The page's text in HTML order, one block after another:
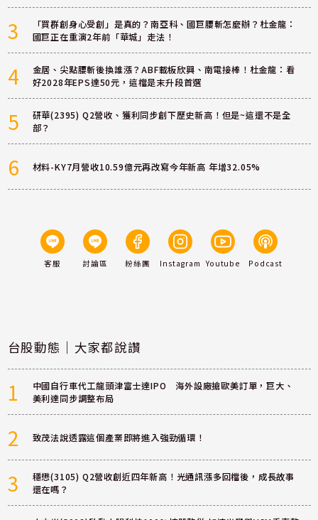
3
「買群創身心受創」是真的？南亞科、國巨腰斬怎麼辦？杜金龍：
國巨正在重演2年前「華城」走法！
4
金居、尖點腰斬後換誰漲？ABF載板欣興、南電接棒！杜金龍：看
好2028年EPS達50元，這檔是末升段首選
5
研華(2395) Q2營收、獲利同步創下歷史新高！但是~這還不是全
部？
6 材料-KY7月營收10.59億元再改寫今年新高 年增32.05%
客服 討論區 粉絲團 Instagram Youtube Podcast
台股動態｜大家都說讚
1
中國自行車代工龍頭津富士達IPO 海外設廠搶歐美訂單，巨大、
美利達同步調整布局
2 致茂法說透露這個產業即將進入強勁循環！
3
穩懋(3105) Q2營收創近四年新高！光通訊漲多回檔後，成長故事
還在嗎？